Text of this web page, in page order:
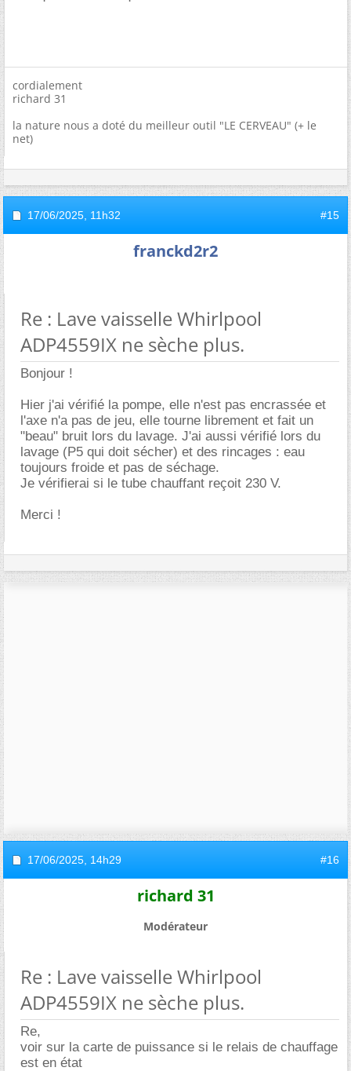
cordialement
richard 31
la nature nous a doté du meilleur outil "LE CERVEAU" (+ le
net)
17/06/2025, 11h32 #15
franckd2r2
Re : Lave vaisselle Whirlpool
ADP4559IX ne sèche plus.
Bonjour !
Hier j'ai vérifié la pompe, elle n'est pas encrassée et
l'axe n'a pas de jeu, elle tourne librement et fait un
"beau" bruit lors du lavage. J'ai aussi vérifié lors du
lavage (P5 qui doit sécher) et des rincages : eau
toujours froide et pas de séchage.
Je vérifierai si le tube chauffant reçoit 230 V.
Merci !
17/06/2025, 14h29 #16
richard 31
Modérateur
Re : Lave vaisselle Whirlpool
ADP4559IX ne sèche plus.
Re,
voir sur la carte de puissance si le relais de chauffage
est en état